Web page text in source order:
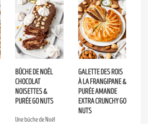
BÛCHE DE NOËL
CHOCOLAT
NOISETTES &
PURÉE GO NUTS
Une bûche de Noël
GALETTE DES ROIS
À LA FRANGIPANE &
PURÉE AMANDE
EXTRA CRUNCHY GO
NUTS